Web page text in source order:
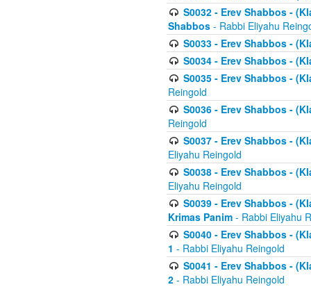
S0032 - Erev Shabbos -
Shabbos - Rabbi Eliyahu
S0033 - Erev Shabbos -
S0034 - Erev Shabbos -
S0035 - Erev Shabbos -
Reingold
S0036 - Erev Shabbos -
Reingold
S0037 - Erev Shabbos -
Eliyahu Reingold
S0038 - Erev Shabbos -
Eliyahu Reingold
S0039 - Erev Shabbos -
Krimas Panim - Rabbi Eliyahu
S0040 - Erev Shabbos -
1 - Rabbi Eliyahu Reingold
S0041 - Erev Shabbos -
2 - Rabbi Eliyahu Reingold